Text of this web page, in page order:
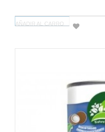
AÑADIR AL CARRO